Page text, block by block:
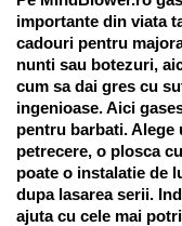
importante din viata
cadouri pentru
nunti sau botezuri,
cum sa dai gres cu
ingenioase. Aici
pentru barbati. Alege
petrecere, o plosca
poate o instalatie de
dupa lasarea serii.
ajuta cu cele mai